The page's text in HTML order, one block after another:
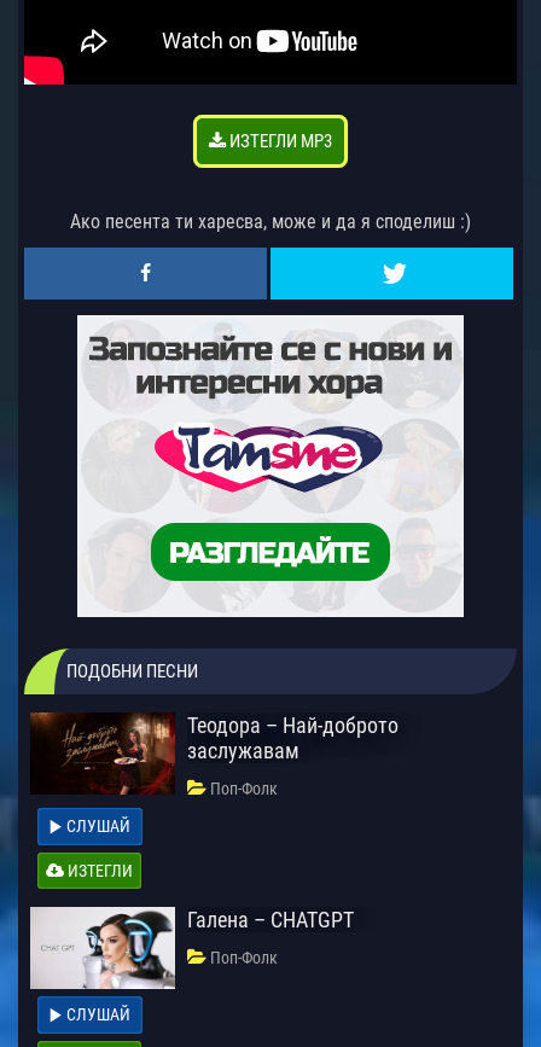
ИЗТЕГЛИ MP3
Ако песента ти харесва, може и да я споделиш :)
ПОДОБНИ ПЕСНИ
Теодора – Най-доброто
заслужавам
Поп-Фолк
СЛУШАЙ
ИЗТЕГЛИ
Галена – CHATGPT
Поп-Фолк
СЛУШАЙ